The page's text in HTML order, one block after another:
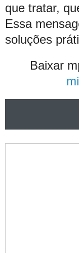
que tratar,
Essa
soluções
Baixar